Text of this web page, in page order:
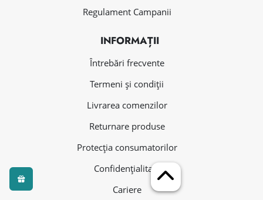
Regulament Campanii
INFORMAȚII
Întrebări frecvente
Termeni și condiții
Livrarea comenzilor
Returnare produse
Protecția consumatorilor
Confidențialitate
Cariere